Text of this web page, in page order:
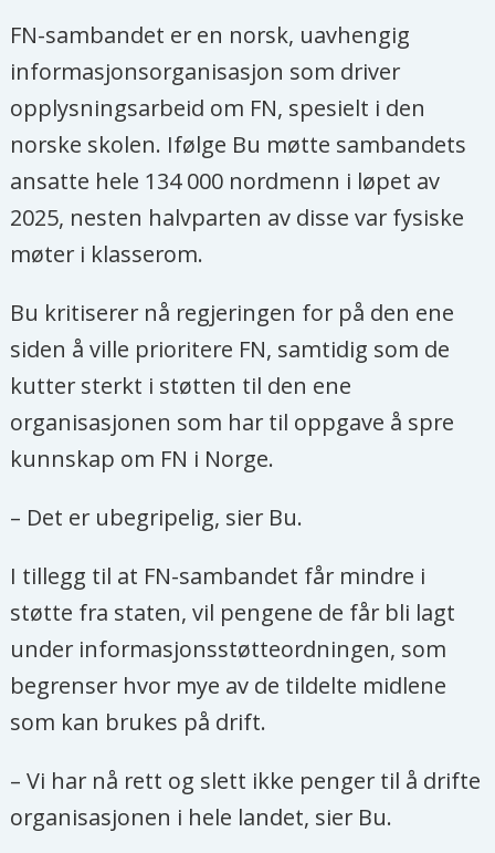
FN-sambandet er en norsk, uavhengig
informasjonsorganisasjon som driver
opplysningsarbeid om FN, spesielt i den
norske skolen. Ifølge Bu møtte sambandets
ansatte hele 134 000 nordmenn i løpet av
2025, nesten halvparten av disse var fysiske
møter i klasserom.
Bu kritiserer nå regjeringen for på den ene
siden å ville prioritere FN, samtidig som de
kutter sterkt i støtten til den ene
organisasjonen som har til oppgave å spre
kunnskap om FN i Norge.
– Det er ubegripelig, sier Bu.
I tillegg til at FN-sambandet får mindre i
støtte fra staten, vil pengene de får bli lagt
under informasjonsstøtteordningen, som
begrenser hvor mye av de tildelte midlene
som kan brukes på drift.
– Vi har nå rett og slett ikke penger til å drifte
organisasjonen i hele landet, sier Bu.